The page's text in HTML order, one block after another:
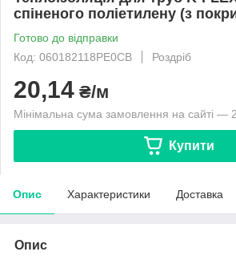
спіненого поліетилену (з
Готово до відправки
Код: 060182118PE0CB
Роздріб
20,14 ₴/м
Мінімальна сума замовлення на сайті —
Купити
Опис Характеристики Доставка
Опис